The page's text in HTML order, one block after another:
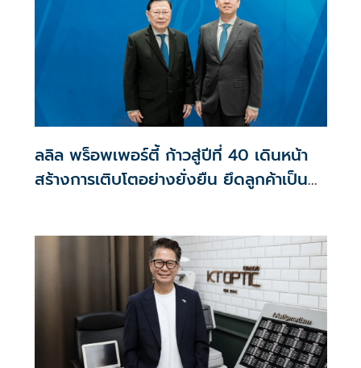
ลลิล พร็อพเพอร์ตี้ ก้าวสู่ปีที่ 40 เดินหน้า
สร้างการเติบโตอย่างยั่งยืน ยึดลูกค้าเป็น